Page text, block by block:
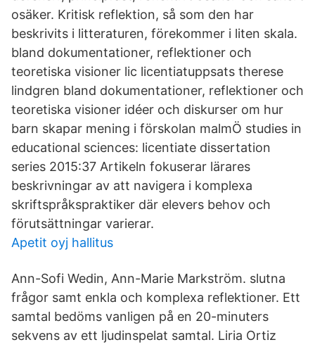
osäker. Kritisk reflektion, så som den har
beskrivits i litteraturen, förekommer i liten skala.
bland dokumentationer, reflektioner och
teoretiska visioner lic licentiatuppsats therese
lindgren bland dokumentationer, reflektioner och
teoretiska visioner idéer och diskurser om hur
barn skapar mening i förskolan malmÖ studies in
educational sciences: licentiate dissertation
series 2015:37 Artikeln fokuserar lärares
beskrivningar av att navigera i komplexa
skriftspråkspraktiker där elevers behov och
förutsättningar varierar.
Apetit oyj hallitus
Ann-Sofi Wedin, Ann-Marie Markström. slutna
frågor samt enkla och komplexa reflektioner. Ett
samtal bedöms vanligen på en 20-minuters
sekvens av ett ljudinspelat samtal. Liria Ortiz